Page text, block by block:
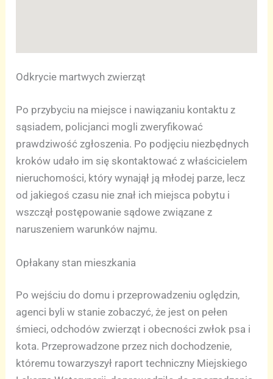
Odkrycie martwych zwierząt
Po przybyciu na miejsce i nawiązaniu kontaktu z
sąsiadem, policjanci mogli zweryfikować
prawdziwość zgłoszenia. Po podjęciu niezbędnych
kroków udało im się skontaktować z właścicielem
nieruchomości, który wynajął ją młodej parze, lecz
od jakiegoś czasu nie znał ich miejsca pobytu i
wszczął postępowanie sądowe związane z
naruszeniem warunków najmu.
Opłakany stan mieszkania
Po wejściu do domu i przeprowadzeniu oględzin,
agenci byli w stanie zobaczyć, że jest on pełen
śmieci, odchodów zwierząt i obecności zwłok psa i
kota. Przeprowadzone przez nich dochodzenie,
któremu towarzyszył raport techniczny Miejskiego